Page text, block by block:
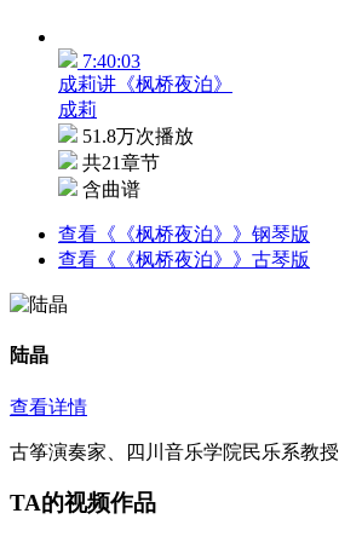
7:40:03
成莉讲《枫桥夜泊》
成莉
51.8万次播放
共21章节
含曲谱
查看《《枫桥夜泊》》钢琴版
查看《《枫桥夜泊》》古琴版
陆晶
查看详情
古筝演奏家、四川音乐学院民乐系教授
TA的视频作品